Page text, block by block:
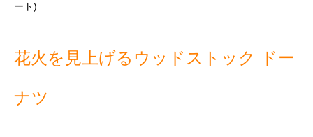
ート)
花火を見上げるウッドストック ドー
ナツ